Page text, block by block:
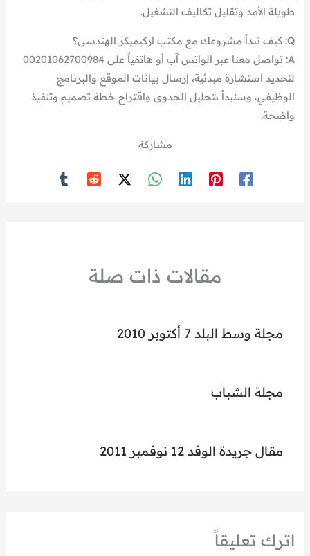
طويلة الأمد وتقليل تكاليف التشغيل.
Q: كيف تبدأ مشروعك مع مكتب اركيميكر الهندسى؟
A: تواصل معنا عبر الواتس آب أو هاتفياً على 00201062700984
لتحديد استشارة مبدئية، إرسال بيانات الموقع والبرنامج
الوظيفي، وسنبدأ بتحليل الجدوى واقتراح خطة تصميم وتنفيذ
واضحة.
مشاركة
مقالات ذات صلة
مجلة وسط البلد 7 أكتوبر 2010
مجلة الشباب
مقال جريدة الوفد 12 نوفمبر 2011
اترك تعليقاً